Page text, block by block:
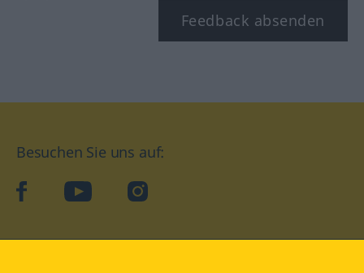
Feedback absenden
Besuchen Sie uns auf:
facebookYouTube Instagram